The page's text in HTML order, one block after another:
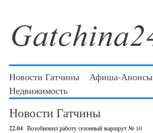
Новости Гатчины Афиша-Анонсы
Недвижимость
Новости Гатчины
22.04 Возобновил работу сезонный маршрут № 10